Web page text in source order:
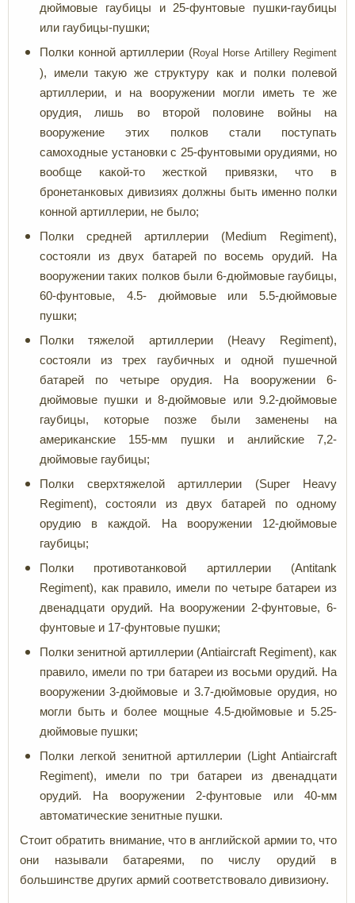
дюймовые гаубицы и 25-фунтовые пушки-гаубицы
или гаубицы-пушки;
Полки конной артиллерии (Royal Horse Artillery Regiment
), имели такую же структуру как и полки полевой
артиллерии, и на вооружении могли иметь те же
орудия, лишь во второй половине войны на
вооружение этих полков стали поступать
самоходные установки с 25-фунтовыми орудиями, но
вообще какой-то жесткой привязки, что в
бронетанковых дивизиях должны быть именно полки
конной артиллерии, не было;
Полки средней артиллерии (Medium Regiment),
состояли из двух батарей по восемь орудий. На
вооружении таких полков были 6-дюймовые гаубицы,
60-фунтовые, 4.5- дюймовые или 5.5-дюймовые
пушки;
Полки тяжелой артиллерии (Heavy Regiment),
состояли из трех гаубичных и одной пушечной
батарей по четыре орудия. На вооружении 6-
дюймовые пушки и 8-дюймовые или 9.2-дюймовые
гаубицы, которые позже были заменены на
американские 155-мм пушки и анлийские 7,2-
дюймовые гаубицы;
Полки сверхтяжелой артиллерии (Super Heavy
Regiment), состояли из двух батарей по одному
орудию в каждой. На вооружении 12-дюймовые
гаубицы;
Полки противотанковой артиллерии (Antitank
Regiment), как правило, имели по четыре батареи из
двенадцати орудий. На вооружении 2-фунтовые, 6-
фунтовые и 17-фунтовые пушки;
Полки зенитной артиллерии (Antiaircraft Regiment), как
правило, имели по три батареи из восьми орудий. На
вооружении 3-дюймовые и 3.7-дюймовые орудия, но
могли быть и более мощные 4.5-дюймовые и 5.25-
дюймовые пушки;
Полки легкой зенитной артиллерии (Light Antiaircraft
Regiment), имели по три батареи из двенадцати
орудий. На вооружении 2-фунтовые или 40-мм
автоматические зенитные пушки.
Стоит обратить внимание, что в английской армии то, что
они называли батареями, по числу орудий в
большинстве других армий соответствовало дивизиону.